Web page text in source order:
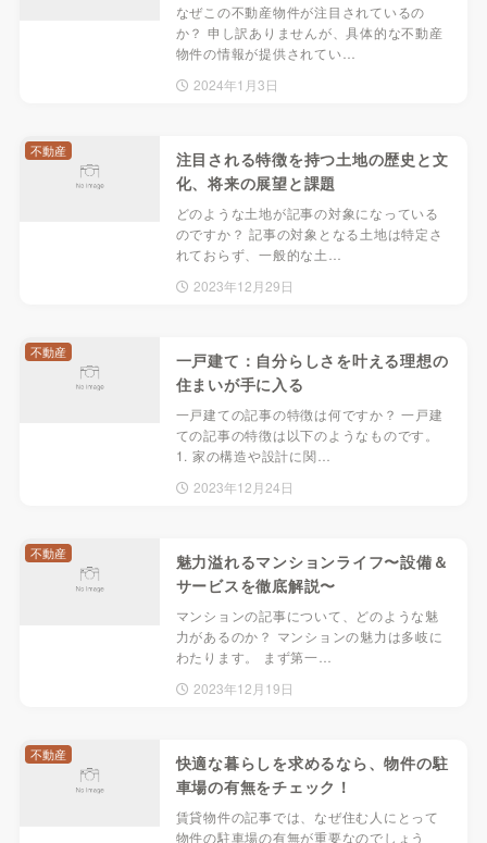
なぜこの不動産物件が注目されているの
か？ 申し訳ありませんが、具体的な不動産
物件の情報が提供されてい…
2024年1月3日
注目される特徴を持つ土地の歴史と文
化、将来の展望と課題
どのような土地が記事の対象になっている
のですか？ 記事の対象となる土地は特定さ
れておらず、一般的な土…
2023年12月29日
不動産
一戸建て：自分らしさを叶える理想の
住まいが手に入る
一戸建ての記事の特徴は何ですか？ 一戸建
ての記事の特徴は以下のようなものです。
1. 家の構造や設計に関…
2023年12月24日
不動産
魅力溢れるマンションライフ〜設備＆
サービスを徹底解説〜
マンションの記事について、どのような魅
力があるのか？ マンションの魅力は多岐に
わたります。 まず第一…
2023年12月19日
不動産
快適な暮らしを求めるなら、物件の駐
車場の有無をチェック！
賃貸物件の記事では、なぜ住む人にとって
物件の駐車場の有無が重要なのでしょう
不動産